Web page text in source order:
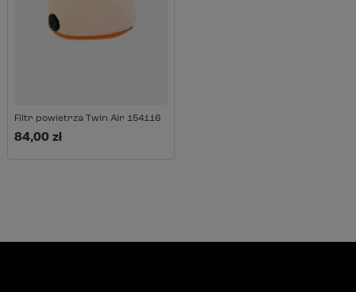
Filtr powietrza Twin Air 154116
84,00 zł